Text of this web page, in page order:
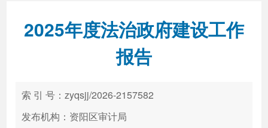
新闻中心 解读回应
政务服务
2025年度法治政府建设工作
报告
索 引 号：zyqsjj/2026-2157582
发布机构：资阳区审计局